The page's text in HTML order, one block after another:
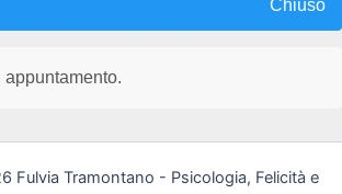
Chiuso
Fulvia Tramontano - Psicologia, Felicità e